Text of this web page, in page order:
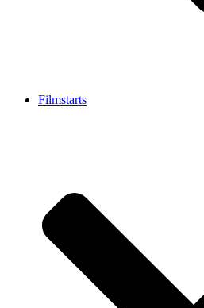
Filmstarts